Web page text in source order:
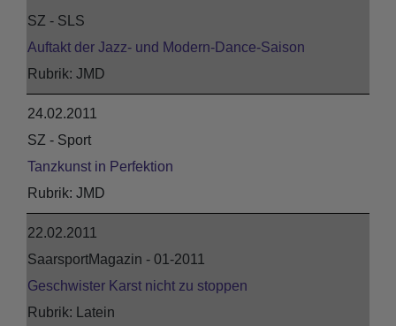
SZ - SLS
Auftakt der Jazz- und Modern-Dance-Saison
JMD
24.02.2011
SZ - Sport
Tanzkunst in Perfektion
JMD
22.02.2011
SaarsportMagazin - 01-2011
Geschwister Karst nicht zu stoppen
Latein